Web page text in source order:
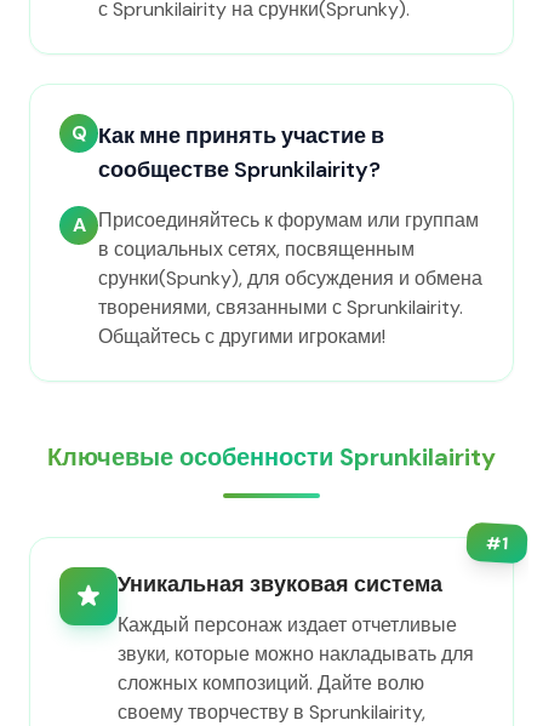
с Sprunkilairity на срунки(Sprunky).
Q Как мне принять участие в
сообществе Sprunkilairity?
A Присоединяйтесь к форумам или группам
в социальных сетях, посвященным
срунки(Spunky), для обсуждения и обмена
творениями, связанными с Sprunkilairity.
Общайтесь с другими игроками!
Ключевые особенности Sprunkilairity
#1
Уникальная звуковая система
Каждый персонаж издает отчетливые
звуки, которые можно накладывать для
сложных композиций. Дайте волю
своему творчеству в Sprunkilairity,